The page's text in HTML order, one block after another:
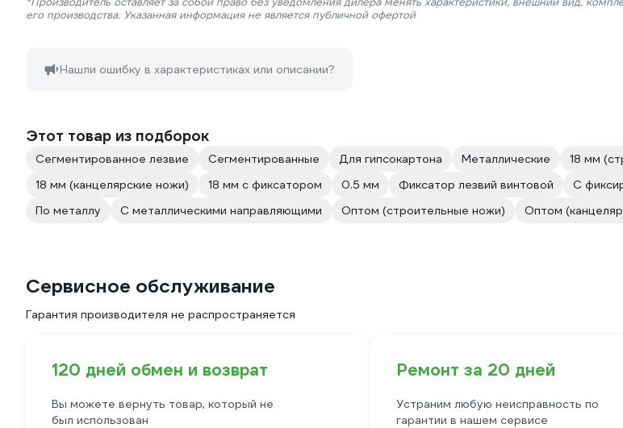
его производства. Указанная информация не является публичной офертой
Нашли ошибку в характеристиках или описании?
Этот товар из подборок
Сегментированное лезвие Сегментированные Для гипсокартона Металлические 18 мм
18 мм (канцелярские ножи)
18 мм с фиксатором 0.5 мм Фиксатор лезвий винтовой С
По металлу
С металлическими направляющими Оптом (строительные ножи) Оптом
Сервисное обслуживание
Гарантия производителя не распространяется
120 дней обмен и возврат
Вы можете вернуть товар, который не
был использован
Ремонт за 20 дней
Устраним любую неисправность по
гарантии в нашем сервисе